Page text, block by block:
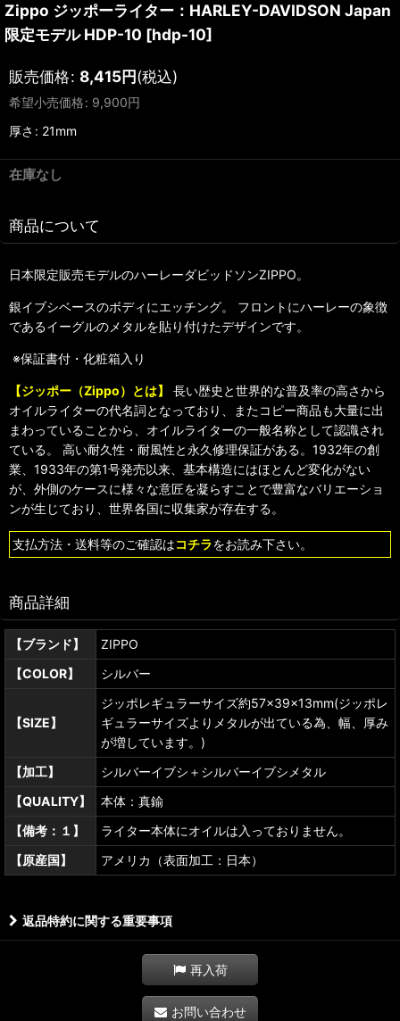
Zippo ジッポーライター：HARLEY-DAVIDSON Japan
限定モデル HDP-10 [hdp-10]
販売価格: 8,415円(税込)
希望小売価格: 9,900円
厚さ : 21mm
在庫なし
商品について
日本限定販売モデルのハーレーダビッドソンZIPPO。
銀イブシベースのボディにエッチング。 フロントにハーレーの象徴
であるイーグルのメタルを貼り付けたデザインです。
※保証書付・化粧箱入り
【ジッポー（Zippo）とは】
長い歴史と世界的な普及率の高さから
オイルライターの代名詞となっており、またコピー商品も大量に出
まわっていることから、オイルライターの一般名称として認識され
ている。 高い耐久性・耐風性と永久修理保証がある。1932年の創
業、1933年の第1号発売以来、基本構造にはほとんど変化がない
が、外側のケースに様々な意匠を凝らすことで豊富なバリエーショ
ンが生じており、世界各国に収集家が存在する。
支払方法・送料等のご確認はコチラをお読み下さい。
商品詳細
【ブランド】
ZIPPO
【COLOR】
シルバー
【SIZE】
ジッポレギュラーサイズ約57×39×13mm(ジッポレ
ギュラーサイズよりメタルが出ている為、幅、厚み
が増しています。)
【加工】
シルバーイブシ＋シルバーイブシメタル
【QUALITY】
本体：真鍮
【備考：１】
ライター本体にオイルは入っておりません。
【原産国】
アメリカ（表面加工：日本）
返品特約に関する重要事項
再入荷
お問い合わせ